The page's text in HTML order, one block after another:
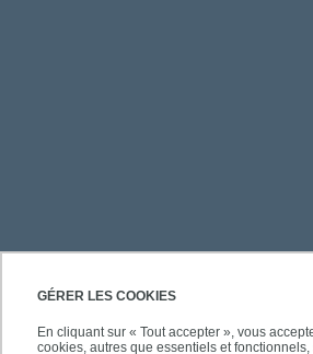
GÉRER LES COOKIES
En cliquant sur « Tout accepter », vous
cookies, autres que essentiels et
ACCÈS RAPIDES